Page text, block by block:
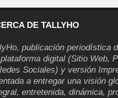
DE TALLYHO
publicación periodística
digital (Sitio Web,
Sociales) y versión
a entregar una visión
entretenida, dinámica,